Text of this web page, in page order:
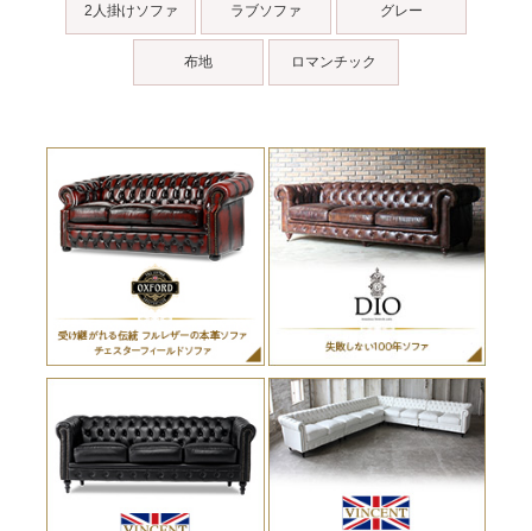
2人掛けソファ ラブソファ グレー
布地 ロマンチック